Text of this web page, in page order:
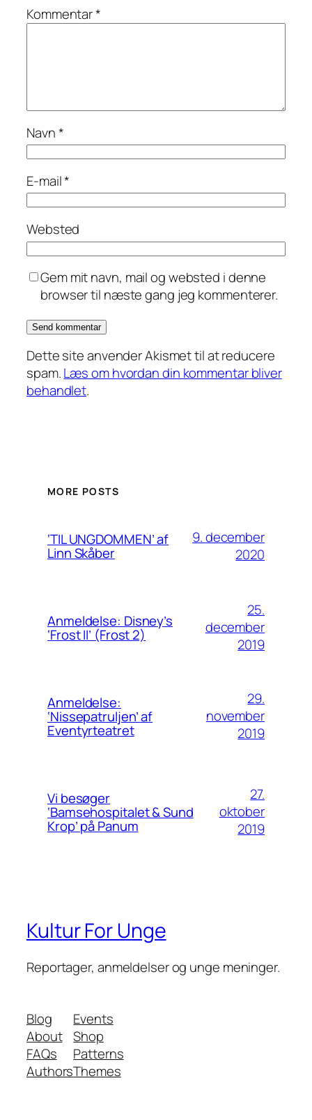
Kommentar*
Navn*
E-mail*
Websted
Gem mit navn, mail og websted i denne
browser til næste gang jeg kommenterer.
Dette site anvender Akismet til at reducere
spam.Læs om hvordan din kommentar bliver
behandlet.
MORE POSTS
‘TIL UNGDOMMEN’ af
Linn Skåber
9. december
2020
Anmeldelse: Disney’s
‘Frost II’ (Frost 2)
25.
december
2019
Anmeldelse:
‘Nissepatruljen’ af
Eventyrteatret
29.
november
2019
Vi besøger
‘Bamsehospitalet & Sund
Krop’ på Panum
27.
oktober
2019
Kultur For Unge
Reportager, anmeldelser og unge meninger.
Blog
About
FAQs
Authors
Events
Shop
Patterns
Themes